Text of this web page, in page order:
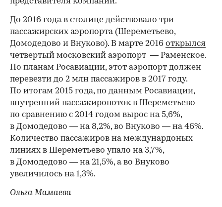
До 2016 года в столице действовало три
пассажирских аэропорта (Шереметьево,
Домодедово и Внуково). В марте 2016 открылся
четвертый московский аэропорт — Раменское.
По планам Росавиации, этот аэропорт должен
перевезти до 2 млн пассажиров в 2017 году.
По итогам 2015 года, по данным Росавиации,
внутренний пассажиропоток в Шереметьево
по сравнению с 2014 годом вырос на 5,6%,
в Домодедово — на 8,2%, во Внуково — на 46%.
Количество пассажиров на междунардоных
линиях в Шереметьево упало на 3,7%,
в Домодедово — на 21,5%, а во Внуково
увеличилось на 1,3%.
Ольга Мамаева